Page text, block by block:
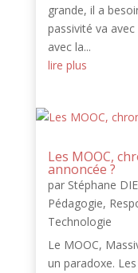
grande, il a
passivité va
avec la...
lire plus
Les MOOC,
annoncée ?
par Stéphane
Pédagogie,
Technologie
Le MOOC,
un paradoxe.